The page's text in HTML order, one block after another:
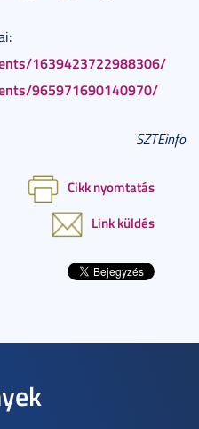
1639423722988306/
965971690140970/
SZTEinfo
Cikk nyomtatás
Link küldés